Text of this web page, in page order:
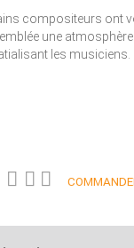
compositeurs ont
une
les musiciens.